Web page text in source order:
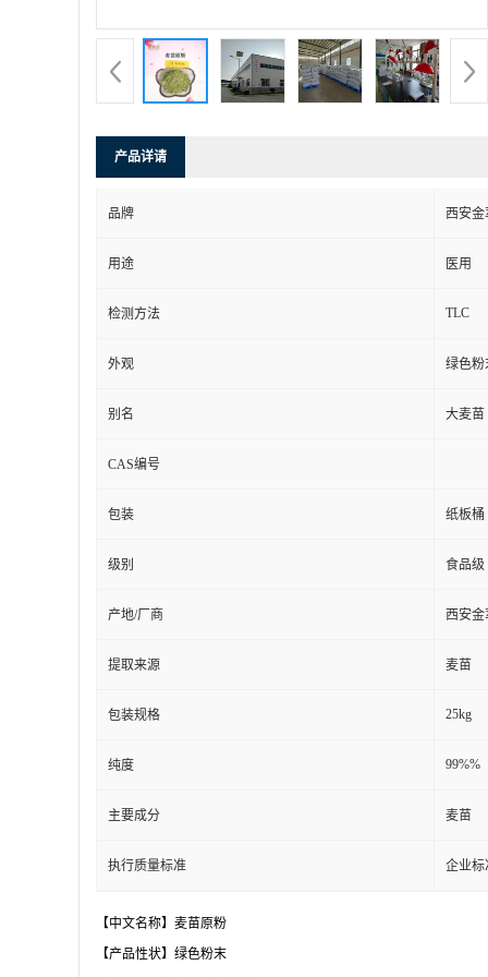
产品详请
品牌 西安金
用途 医用
检测方法 TLC
外观 绿色粉
别名 大麦苗
CAS编号
包装 纸板桶
级别 食品级
产地/厂商 西安金
提取来源 麦苗
包装规格 25kg
纯度 99%%
主要成分 麦苗
执行质量标准 企业标
【中文名称】麦苗原粉
【产品性状】绿色粉末